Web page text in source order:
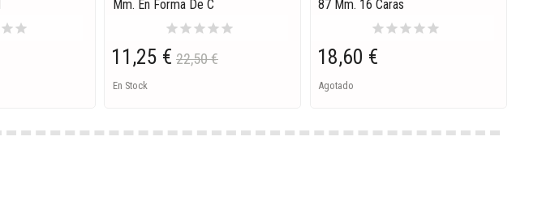
starstar
Mm. En Forma De C
starstarstarstarstar
11,25 € 22,50 €
En Stock
87 Mm. 16 Caras
starstarstarstarstar
18,60 €
Agotado